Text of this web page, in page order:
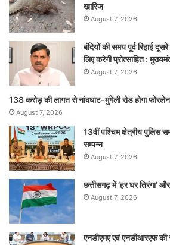
खारिज
August 7, 2026
बंदियों की समय पूर्व रिहाई
लिए करेगी प्रोत्साहित :
August 7, 2026
138 करोड़ की लागत से नांदघाट-मुंगेली रोड होगा फोरलेन
August 7, 2026
13वीं पश्चिम क्षेत्रीय पुलिस
सम्पन्न
August 7, 2026
छत्तीसगढ़ में ‘हर घर तिरंगा’
August 7, 2026
एनडीएमए एवं एनडीआरएफ